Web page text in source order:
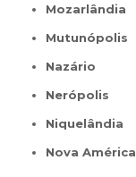
Mozarlândia
Mutunópolis
Nazário
Nerópolis
Niquelândia
Nova América